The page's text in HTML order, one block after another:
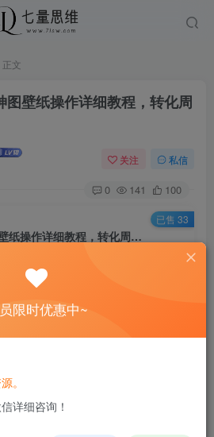
正文
图壁纸操作详细教程，转化周
关注 私信
0 141 100
抖音神图君玩法，神图壁纸操作详细教程，转化周期短，收益可观
8.8
登录！建议登陆后购买，可保存购买订单
已售 33
限时优惠中~
。
详细咨询！